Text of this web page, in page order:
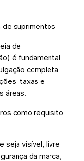
de suprimentos
de
é fundamental
completa
taxas e
áreas.
como requisito
seja visível, livre
da marca,